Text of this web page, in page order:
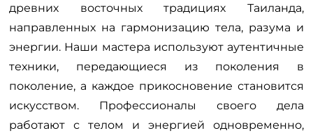
древних восточных традициях Таиланда,
направленных на гармонизацию тела, разума и
энергии. Наши мастера используют аутентичные
техники, передающиеся из поколения в
поколение, а каждое прикосновение становится
искусством. Профессионалы своего дела
работают с телом и энергией одновременно,